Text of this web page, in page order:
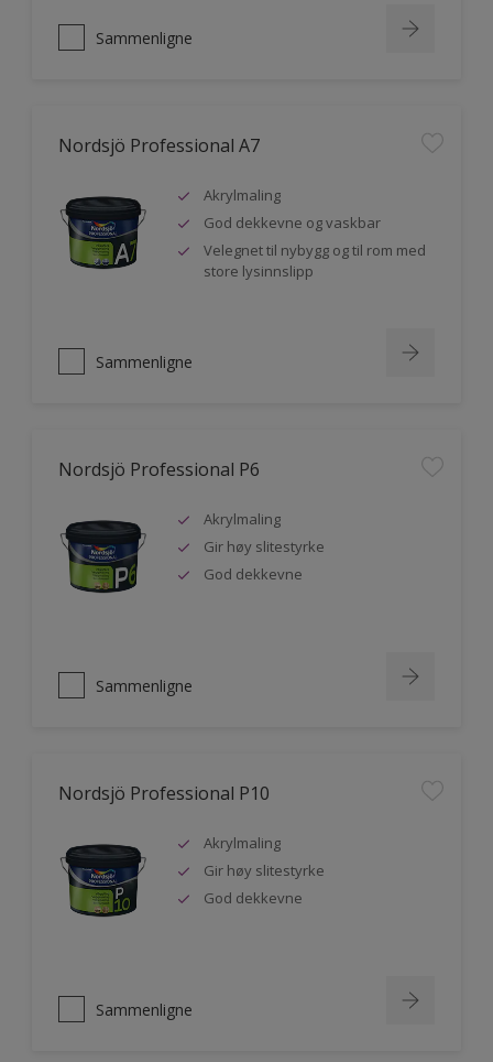
Sammenligne
Nordsjö Professional A7
Akrylmaling
God dekkevne og vaskbar
Velegnet til nybygg og til rom med
store lysinnslipp
Sammenligne
Nordsjö Professional P6
Akrylmaling
Gir høy slitestyrke
God dekkevne
Sammenligne
Nordsjö Professional P10
Akrylmaling
Gir høy slitestyrke
God dekkevne
Sammenligne